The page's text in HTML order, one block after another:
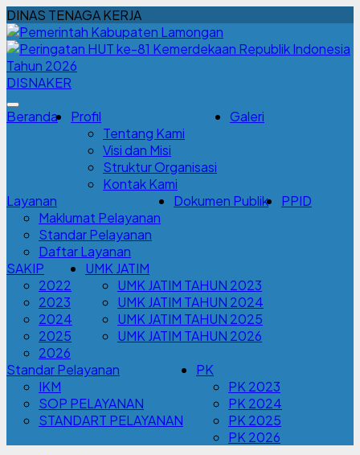
DINAS TENAGA KERJA
DISNAKER
Beranda
Profil
Tentang Kami
Visi dan Misi
Struktur Organisasi
Kontak Kami
Galeri
Layanan
Maklumat Pelayanan
Standar Pelayanan
Daftar Layanan
Dokumen Publik PPID
SAKIP
2022
2023
2024
2025
2026
UMK JATIM
UMK JATIM TAHUN 2023
UMK JATIM TAHUN 2024
UMK JATIM TAHUN 2025
UMK JATIM TAHUN 2026
Standar Pelayanan
IKM
SOP PELAYANAN
STANDART PELAYANAN
PK
PK 2023
PK 2024
PK 2025
PK 2026